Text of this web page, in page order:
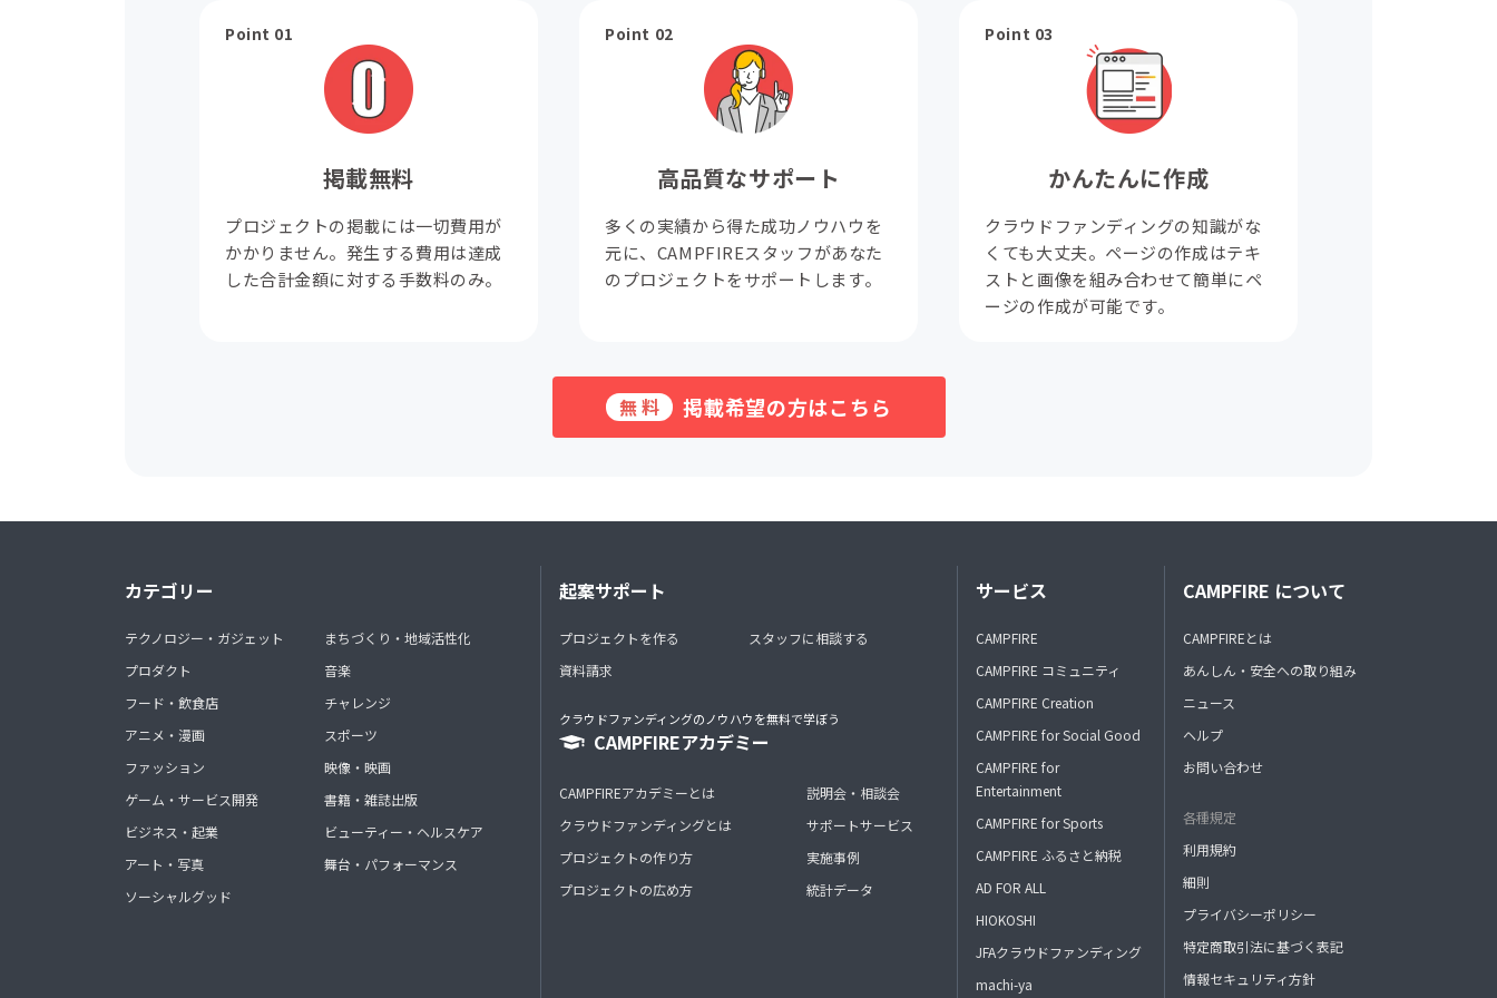
Point 01
掲載無料
プロジェクトの掲載には一切費用が
かかりません。発生する費用は達成
した合計金額に対する手数料のみ。
Point 02
高品質なサポート
多くの実績から得た成功ノウハウを
元に、CAMPFIREスタッフがあなた
のプロジェクトをサポートします。
Point 03
かんたんに作成
クラウドファンディングの知識がな
くても大丈夫。ページの作成はテキ
ストと画像を組み合わせて簡単にペ
ージの作成が可能です。
無料 掲載希望の方はこちら
カテゴリー
テクノロジー・ガジェット
プロダクト
フード・飲食店
アニメ・漫画
ファッション
ゲーム・サービス開発
ビジネス・起業
アート・写真
ソーシャルグッド
まちづくり・地域活性化
音楽
チャレンジ
スポーツ
映像・映画
書籍・雑誌出版
ビューティー・ヘルスケア
舞台・パフォーマンス
起案サポート
プロジェクトを作る
資料請求
スタッフに相談する
クラウドファンディングのノウハウを無料で学ぼう
CAMPFIREアカデミー
CAMPFIREアカデミーとは
クラウドファンディングとは
プロジェクトの作り方
プロジェクトの広め方
説明会・相談会
サポートサービス
実施事例
統計データ
サービス
CAMPFIRE
CAMPFIRE コミュニティ
CAMPFIRE Creation
CAMPFIRE for Social Good
CAMPFIRE for
Entertainment
CAMPFIRE for Sports
CAMPFIRE ふるさと納税
AD FOR ALL
HIOKOSHI
JFAクラウドファンディング
machi-ya
CAMPFIRE について
CAMPFIREとは
あんしん・安全への取り組み
ニュース
ヘルプ
お問い合わせ
各種規定
利用規約
細則
プライバシーポリシー
特定商取引法に基づく表記
情報セキュリティ方針